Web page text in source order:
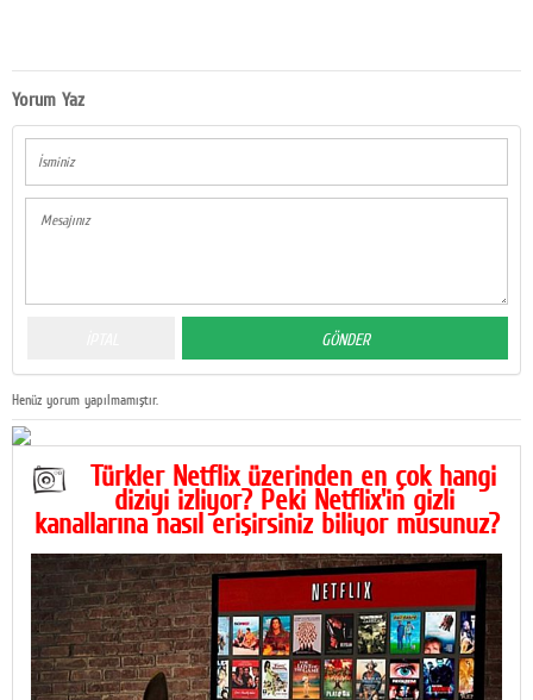
Yorum Yaz
Henüz yorum yapılmamıştır.
Türkler Netflix üzerinden en çok hangi
diziyi izliyor? Peki Netflix'in gizli
kanallarına nasıl erişirsiniz biliyor musunuz?